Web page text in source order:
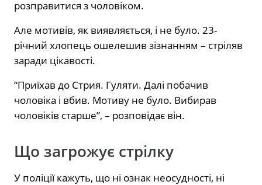
розправитися з чоловіком.
Але мотивів, як виявляється, і не було. 23-
річний хлопець ошелешив зізнанням – стріляв
заради цікавості.
“Приїхав до Стрия. Гуляти. Далі побачив
чоловіка і вбив. Мотиву не було. Вибирав
чоловіків старше”, – розповідає він.
Що загрожує стрілку
У поліції кажуть, що ні ознак неосудності, ні